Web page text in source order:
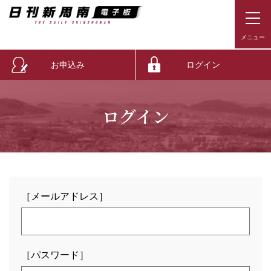
お申込み ログイン
ログイン
［メールアドレス］
［パスワード］